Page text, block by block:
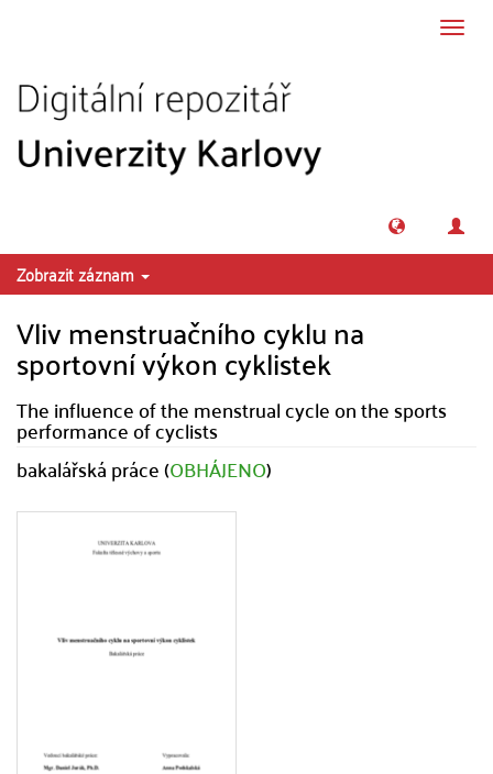
Zobrazit záznam
Vliv menstruačního cyklu na
sportovní výkon cyklistek
The influence of the menstrual cycle on the sports
performance of cyclists
bakalářská práce (OBHÁJENO)